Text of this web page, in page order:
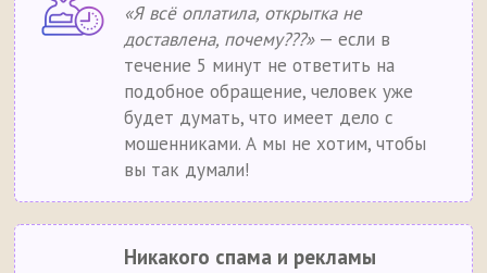
«Я всё оплатила, открытка не
доставлена, почему???»— если в
течение 5 минут не ответить на
подобное обращение, человек уже
будет думать, что имеет дело с
мошенниками. А мы не хотим, чтобы
вы так думали!
Никакого спама и рекламы